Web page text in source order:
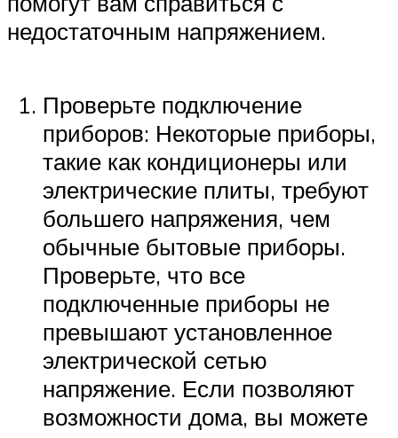
недостаточным напряжением.
Проверьте подключение
приборов: Некоторые приборы,
такие как кондиционеры или
электрические плиты, требуют
большего напряжения, чем
обычные бытовые приборы.
Проверьте, что все
подключенные приборы не
превышают установленное
электрической сетью
напряжение. Если позволяют
возможности дома, вы можете